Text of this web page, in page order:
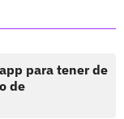
para tener de
de